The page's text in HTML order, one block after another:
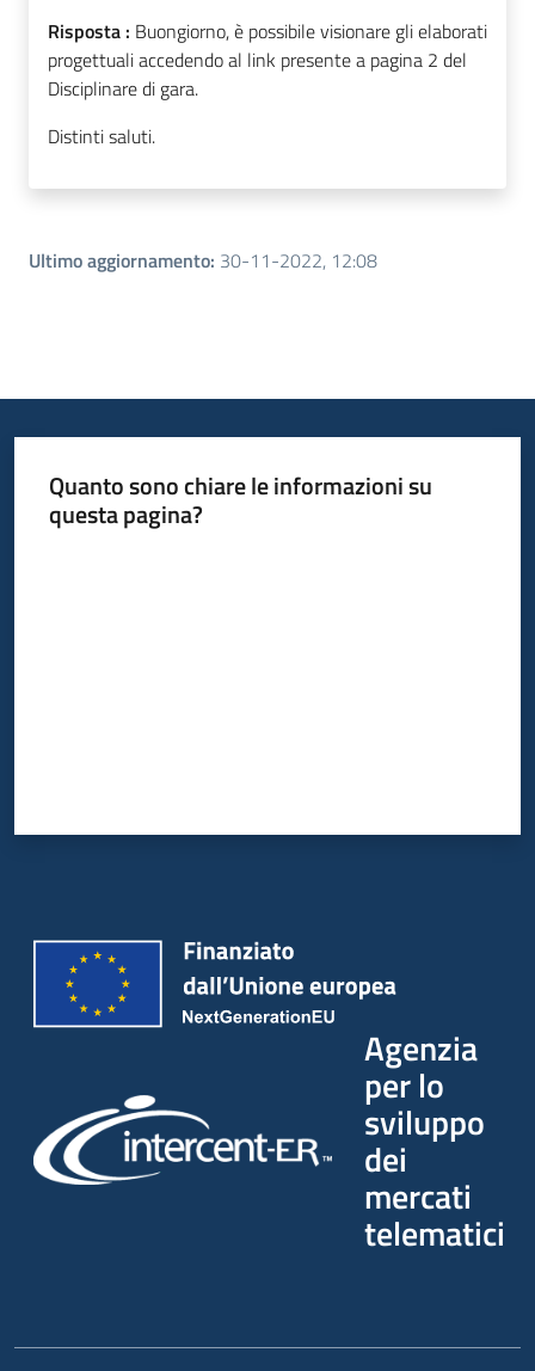
Risposta : Buongiorno, è possibile visionare gli elaborati
progettuali accedendo al link presente a pagina 2 del
Disciplinare di gara.
Distinti saluti.
Ultimo aggiornamento: 30-11-2022, 12:08
Quanto sono chiare le informazioni su
questa pagina?
Agenzia
per lo
sviluppo
dei
mercati
telematici